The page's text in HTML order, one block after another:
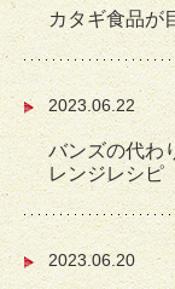
カタギ食品が
2023.06.22
バンズの代わ
レンジレシピ
2023.06.20